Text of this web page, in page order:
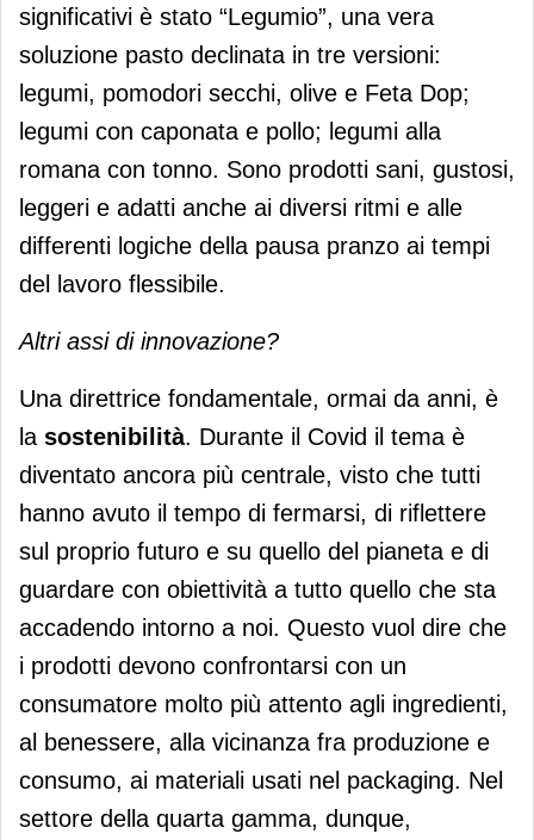
significativi è stato “Legumio”, una vera
soluzione pasto declinata in tre versioni:
legumi, pomodori secchi, olive e Feta Dop;
legumi con caponata e pollo; legumi alla
romana con tonno. Sono prodotti sani, gustosi,
leggeri e adatti anche ai diversi ritmi e alle
differenti logiche della pausa pranzo ai tempi
del lavoro flessibile.
Altri assi di innovazione?
Una direttrice fondamentale, ormai da anni, è
la sostenibilità. Durante il Covid il tema è
diventato ancora più centrale, visto che tutti
hanno avuto il tempo di fermarsi, di riflettere
sul proprio futuro e su quello del pianeta e di
guardare con obiettività a tutto quello che sta
accadendo intorno a noi. Questo vuol dire che
i prodotti devono confrontarsi con un
consumatore molto più attento agli ingredienti,
al benessere, alla vicinanza fra produzione e
consumo, ai materiali usati nel packaging. Nel
settore della quarta gamma, dunque,